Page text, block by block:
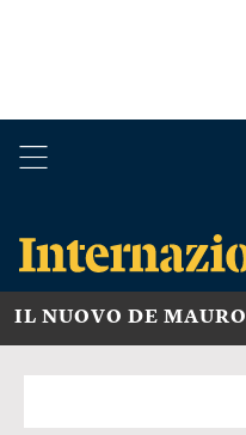
IL NUOVO DE MAURO